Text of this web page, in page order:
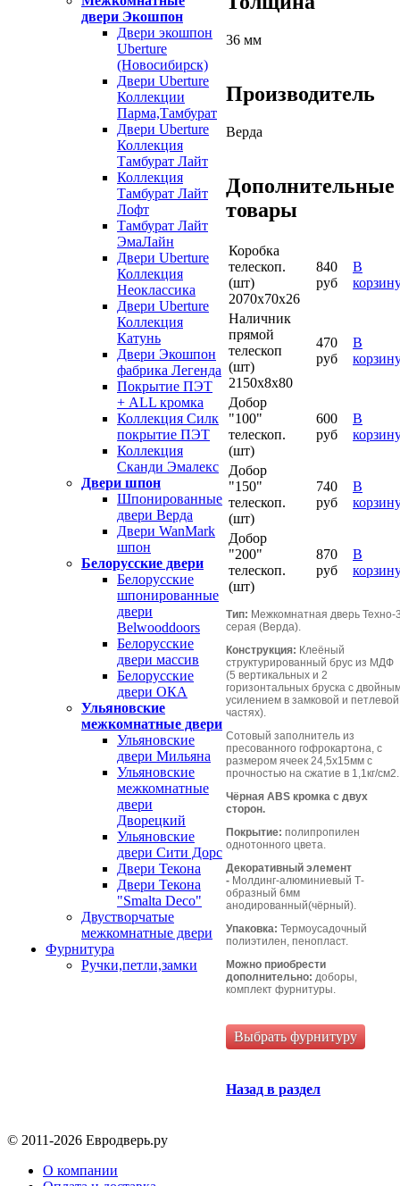
двери Экошпон
Двери экошпон
Uberture
(Новосибирск)
Двери Uberture
Коллекции
Парма,Тамбурат
Двери Uberture
Коллекция
Тамбурат Лайт
Коллекция
Тамбурат Лайт
Лофт
Тамбурат Лайт
ЭмаЛайн
Двери Uberture
Коллекция
Неоклассика
Двери Uberture
Коллекция
Катунь
Двери Экошпон
фабрика Легенда
Покрытие ПЭТ
+ ALL кромка
Коллекция Силк
покрытие ПЭТ
Коллекция
Сканди Эмалекс
Двери шпон
Шпонированные
двери Верда
Двери WanMark
шпон
Белорусские двери
Белорусские
шпонированные
двери
Belwooddoors
Белорусские
двери массив
Белорусские
двери ОКА
Ульяновские
межкомнатные двери
Ульяновские
двери Мильяна
Ульяновские
межкомнатные
двери
Дворецкий
Ульяновские
двери Сити Дорс
Двери Текона
Двери Текона
"Smalta Deco"
Двустворчатые
межкомнатные двери
Фурнитура
Ручки,петли,замки
36 мм
Производитель
Верда
Дополнительные
товары
Коробка
телескоп.
(шт)
2070х70х26
840
руб
В
Наличник
прямой
телескоп
(шт)
2150х8х80
470
руб
В
Добор
"100"
телескоп.
(шт)
600
руб
В
Добор
"150"
телескоп.
(шт)
740
руб
В
Добор
"200"
телескоп.
(шт)
870
руб
В
Тип: Межкомнатная дверь Техно-
серая (Верда).
Конструкция: Клеёный
структурированный брус из МДФ
(5 вертикальных и 2
горизонтальных бруска с
усилением в замковой и петлевой
частях).
Сотовый заполнитель из
пресованного гофрокартона, с
размером ячеек 24,5х15мм с
прочностью на сжатие в 1,1кг/см2.
Чёрная ABS кромка с двух
сторон.
Покрытие: полипропилен
однотонного цвета.
Декоративный элемент
- Молдинг-алюминиевый Т-
образный 6мм
анодированный(чёрный).
Упаковка: Термоусадочный
полиэтилен, пенопласт.
Можно приобрести
дополнительно: доборы,
комплект фурнитуры.
Выбрать фурнитуру
Назад в раздел
© 2011-2026 Евродверь.ру
О компании